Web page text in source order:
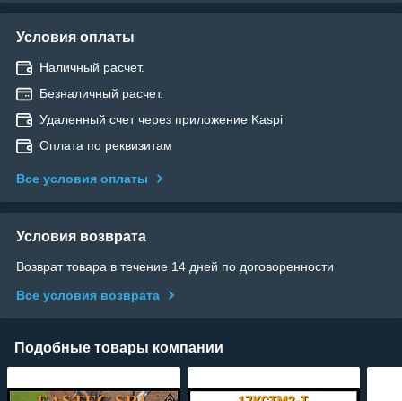
Условия оплаты
Наличный расчет.
Безналичный расчет.
Удаленный счет через приложение Kaspi
Оплата по реквизитам
Все условия оплаты
Условия возврата
Возврат товара в течение 14 дней по договоренности
Все условия возврата
Подобные товары компании